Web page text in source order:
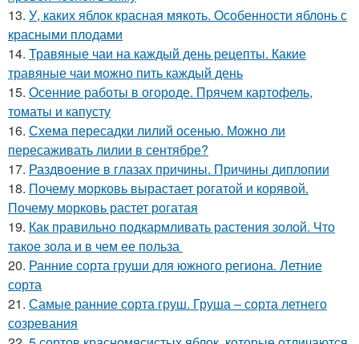
13. У, каких яблок красная мякоть. Особенности яблонь с
красными плодами
14. Травяные чаи на каждый день рецепты. Какие
травяные чаи можно пить каждый день
15. Осенние работы в огороде. Прячем картофель,
томаты и капусту
16. Схема пересадки лилий осенью. Можно ли
пересаживать лилии в сентябре?
17. Раздвоение в глазах причины. Причины диплопии
18. Почему морковь вырастает рогатой и корявой.
Почему морковь растет рогатая
19. Как правильно подкармливать растения золой. Что
такое зола и в чем ее польза
20. Ранние сорта груши для южного региона. Летние
сорта
21. Самые ранние сорта груш. Груша – сорта летнего
созревания